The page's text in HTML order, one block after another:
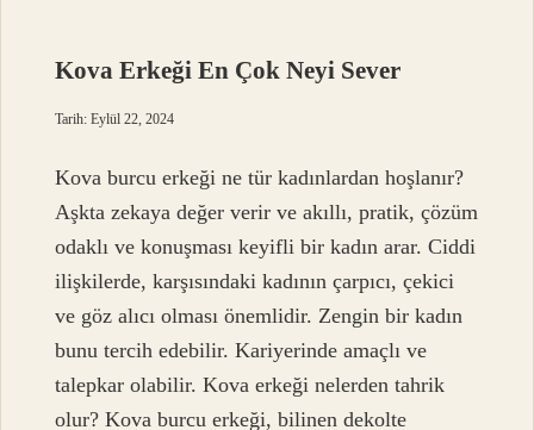
Kova Erkeği En Çok Neyi Sever
Tarih: Eylül 22, 2024
Kova burcu erkeği ne tür kadınlardan hoşlanır?
Aşkta zekaya değer verir ve akıllı, pratik, çözüm
odaklı ve konuşması keyifli bir kadın arar. Ciddi
ilişkilerde, karşısındaki kadının çarpıcı, çekici
ve göz alıcı olması önemlidir. Zengin bir kadın
bunu tercih edebilir. Kariyerinde amaçlı ve
talepkar olabilir. Kova erkeği nelerden tahrik
olur? Kova burcu erkeği, bilinen dekolte